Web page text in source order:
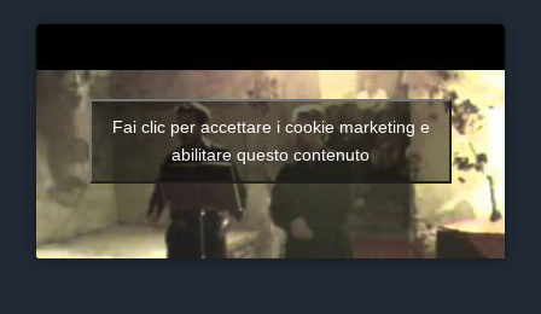
Fai clic per accettare i cookie marketing e
abilitare questo contenuto